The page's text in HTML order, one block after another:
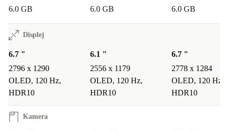
6.0 GB
6.0 GB
6.0 GB
Displej
6.7 "
2796 x 1290
OLED, 120 Hz,
HDR10
6.1 "
2556 x 1179
OLED, 120 Hz,
HDR10
6.7 "
2778 x 1284
OLED, 120 Hz,
HDR10
Kamera